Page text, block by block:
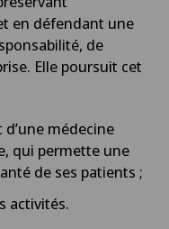
en défendant une
de
Elle poursuit cet
médecine
qui permette une
de ses patients ;
activités.